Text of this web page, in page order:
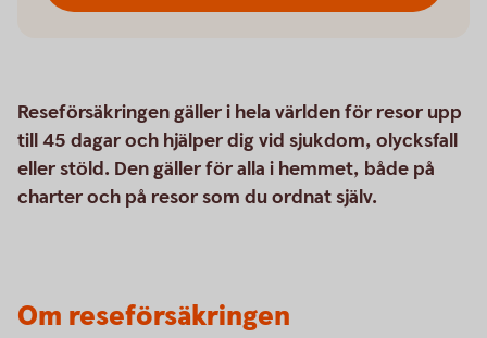
Reseförsäkringen gäller i hela världen för resor upp
till 45 dagar och hjälper dig vid sjukdom, olycksfall
eller stöld. Den gäller för alla i hemmet, både på
charter och på resor som du ordnat själv.
Om reseförsäkringen